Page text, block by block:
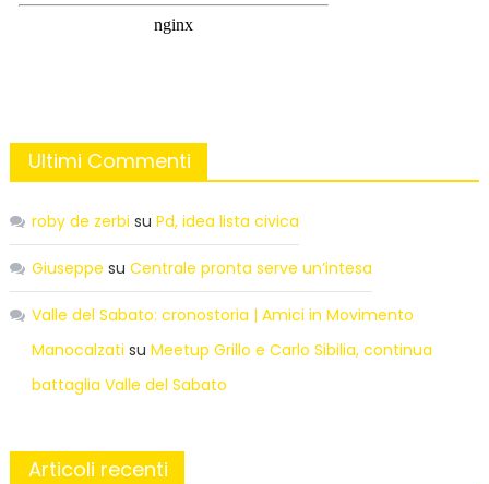
Ultimi Commenti
roby de zerbi su Pd, idea lista civica
Giuseppe su Centrale pronta serve un’intesa
Valle del Sabato: cronostoria | Amici in Movimento
Manocalzati su Meetup Grillo e Carlo Sibilia, continua
battaglia Valle del Sabato
Articoli recenti